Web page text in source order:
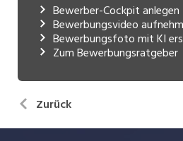
Bewerber-Cockpit anlegen
Bewerbungsvideo
Bewerbungsfoto mit KI
Zum Bewerbungsratgeber
Zurück